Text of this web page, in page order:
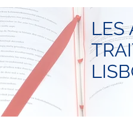
LES